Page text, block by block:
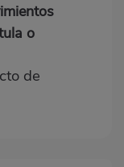
o
de